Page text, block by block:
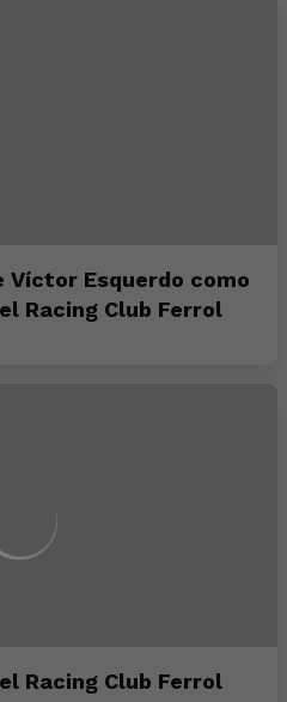
Víctor Esquerdo como
Racing Club Ferrol
Racing Club Ferrol